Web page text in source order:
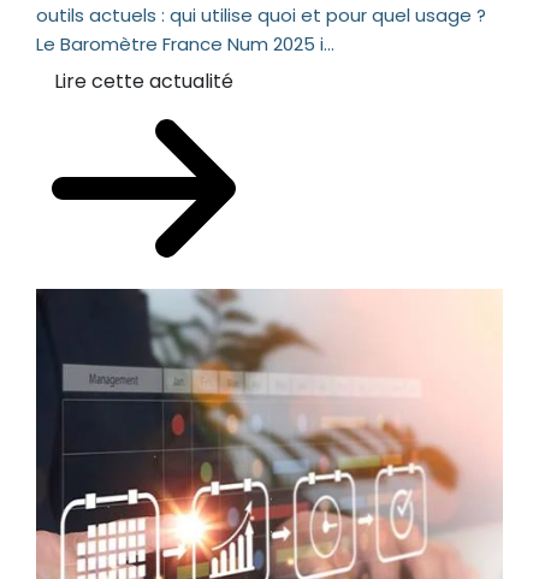
outils actuels : qui utilise quoi et pour quel usage ?
Le Baromètre France Num 2025 i...
Lire cette actualité